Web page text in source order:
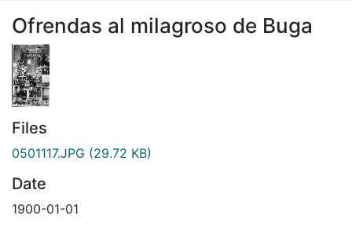
Ofrendas al milagroso de Buga
Files
0501117.JPG (29.72 KB)
Date
1900-01-01